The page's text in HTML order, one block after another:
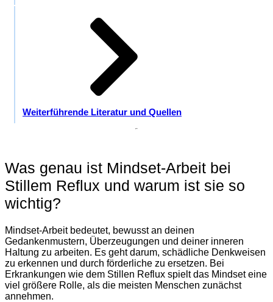
Weiterführende Literatur und Quellen
Was genau ist Mindset-Arbeit bei
Stillem Reflux und warum ist sie so
wichtig?
Mindset-Arbeit bedeutet, bewusst an deinen
Gedankenmustern, Überzeugungen und deiner inneren
Haltung zu arbeiten. Es geht darum, schädliche Denkweisen
zu erkennen und durch förderliche zu ersetzen. Bei
Erkrankungen wie dem Stillen Reflux spielt das Mindset eine
viel größere Rolle, als die meisten Menschen zunächst
annehmen.